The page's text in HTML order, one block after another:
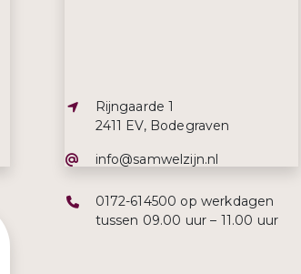
Adres:
Rijngaarde 1
2411 EV, Bodegraven
E-mailadres:
info@samwelzijn.nl
Telefoonnummer:
0172-614500 op werkdagen
tussen 09.00 uur – 11.00 uur